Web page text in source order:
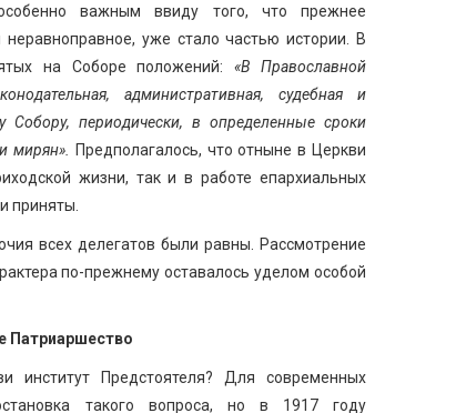
важным ввиду того, что прежнее
неравноправное, уже стало частью истории. В
на Соборе положений:«В Православной
административная, судебная и
периодически, в определенные сроки
мирян».
Предполагалось, что отныне в Церкви
жизни, так и в работе епархиальных
приняты.
всех делегатов были равны. Рассмотрение
по-прежнему оставалось уделом особой
Патриаршество
институт Предстоятеля? Для современных
такого вопроса, но в 1917 году